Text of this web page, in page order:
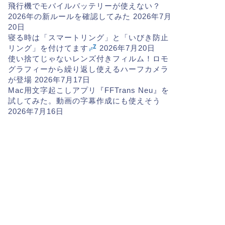
飛行機でモバイルバッテリーが使えない？
2026年の新ルールを確認してみた 2026年7月
20日
寝る時は「スマートリング」と「いびき防止
リング」を付けてます
2026年7月20日
使い捨てじゃないレンズ付きフィルム！ロモ
グラフィーから繰り返し使えるハーフカメラ
が登場 2026年7月17日
Mac用文字起こしアプリ『FFTrans Neu』を
試してみた。動画の字幕作成にも使えそう
2026年7月16日